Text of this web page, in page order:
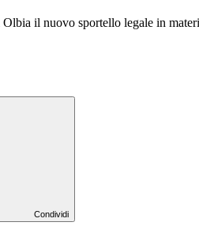
il nuovo sportello legale in
Condividi